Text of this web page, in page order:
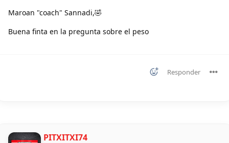
Maroan "coach" Sannadi,🤣
Buena finta en la pregunta sobre el peso
Responder
PITXITXI74